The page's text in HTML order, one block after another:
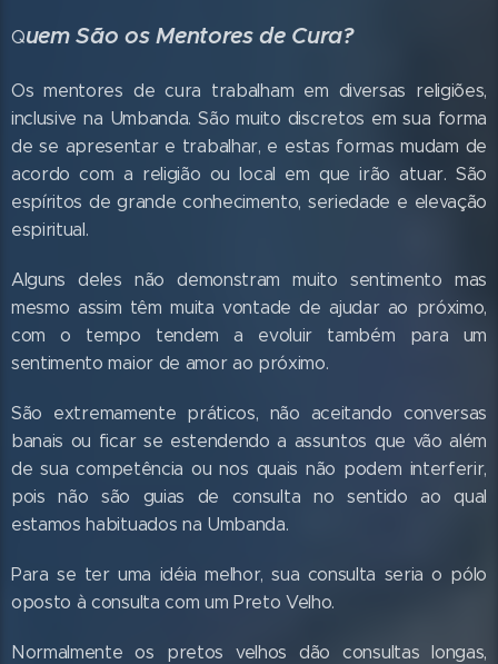
Quem São os Mentores de Cura?
Os mentores de cura trabalham em diversas religiões,
inclusive na Umbanda. São muito discretos em sua forma
de se apresentar e trabalhar, e estas formas mudam de
acordo com a religião ou local em que irão atuar. São
espíritos de grande conhecimento, seriedade e elevação
espiritual.
Alguns deles não demonstram muito sentimento mas
mesmo assim têm muita vontade de ajudar ao próximo,
com o tempo tendem a evoluir também para um
sentimento maior de amor ao próximo.
São extremamente práticos, não aceitando conversas
banais ou ficar se estendendo a assuntos que vão além
de sua competência ou nos quais não podem interferir,
pois não são guias de consulta no sentido ao qual
estamos habituados na Umbanda.
Para se ter uma idéia melhor, sua consulta seria o pólo
oposto à consulta com um Preto Velho.
Normalmente os pretos velhos dão consultas longas,